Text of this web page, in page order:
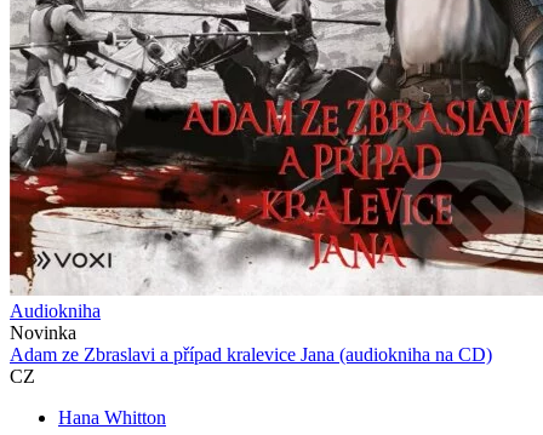
Audiokniha
Novinka
Adam ze Zbraslavi a případ kralevice Jana (audiokniha na CD)
CZ
Hana Whitton